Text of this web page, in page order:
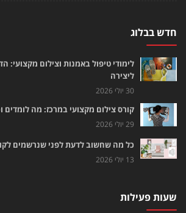
חדש בבלוג
לימודי טיפול באמנות וצילום מקצועי:
ליצירה
30 יולי 2026
קורס צילום מקצועי במרכז: מה לומדים
29 יולי 2026
כל מה שחשוב לדעת לפני שנרשמים
13 יולי 2026
שעות פעילות